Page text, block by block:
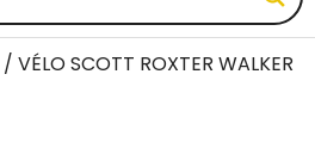
/ VÉLO SCOTT ROXTER WALKER